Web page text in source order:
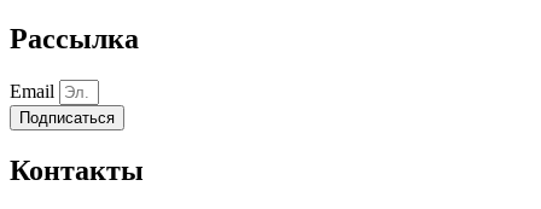
Рассылка
Email
Подписаться
Контакты